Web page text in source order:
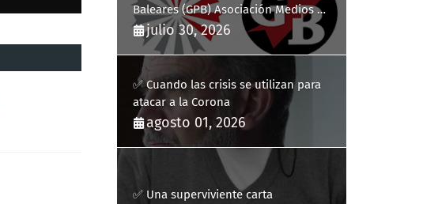
Baleares (GPB) Asociación Medios de
Comunicación Digitales
julio 30, 2026
✅ Cuando las crisis se utilizan para
atacar a la Corona
agosto 01, 2026
✅ Una superviviente carta